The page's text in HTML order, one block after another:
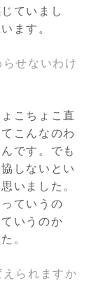
ていまし
ます。
せないわけ
こちょこ直
こんなのわ
です。でも
しないとい
いました。
ていうの
いうのか
。
られますか